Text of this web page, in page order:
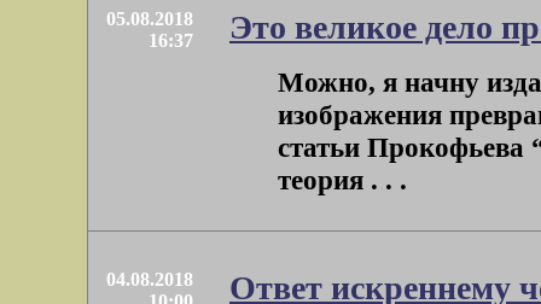
05.08.2018
16:37
Это великое дело
Можно, я начну
изображения
статьи
теория . . .
04.08.2018
Ответ искреннему